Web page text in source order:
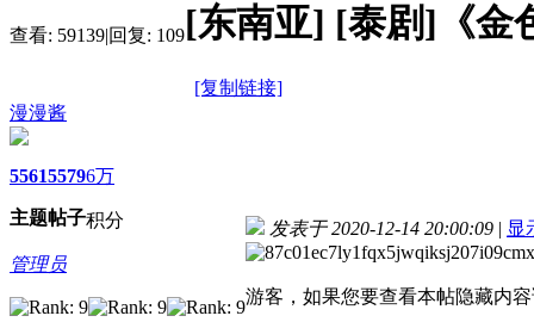
查看: 59139|回复: 109[东南亚] [泰剧]《金
[复制链接]
漫漫酱
5561
主题
5579
帖子
6万
积分
管理员
发表于 2020-12-14 20:00:09 | 显
游客，如果您要查看本帖隐藏内